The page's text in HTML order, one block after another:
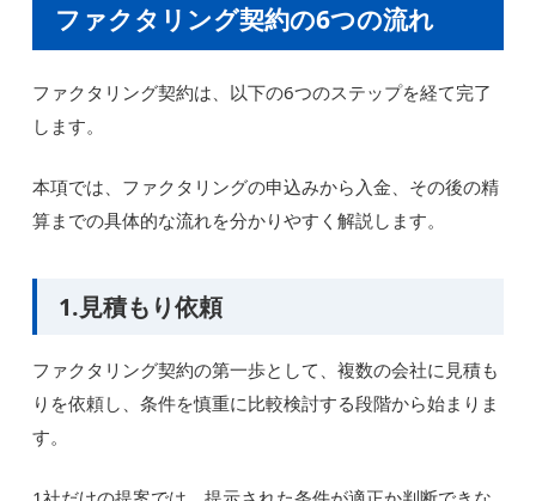
ファクタリング契約の6つの流れ
ファクタリング契約は、以下の6つのステップを経て完了
します。
本項では、ファクタリングの申込みから入金、その後の精
算までの具体的な流れを分かりやすく解説します。
1.見積もり依頼
ファクタリング契約の第一歩として、複数の会社に見積も
りを依頼し、条件を慎重に比較検討する段階から始まりま
す。